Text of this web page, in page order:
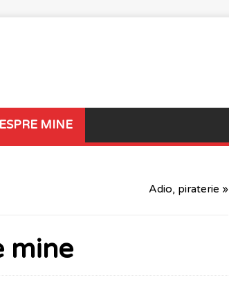
MINE
Adio, piraterie »
mine